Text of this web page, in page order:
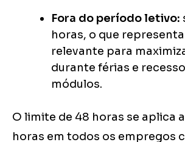
Fora do período letivo:
horas, o que
relevante para
durante férias e
módulos.
O limite de 48 horas se aplica
horas em todos os empregos